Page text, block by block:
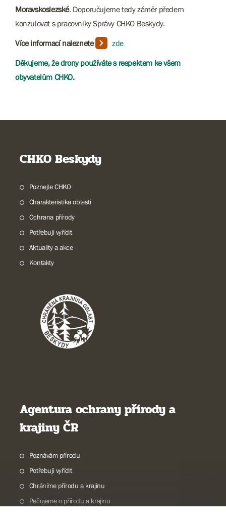
Moravskoslezské. Doporučujeme tedy záměr předem
konzulovat s pracovníky Správy CHKO Beskydy.
Více informací naleznete zde
Děkujeme, že drony používáte s respektem ke všem
obyvatelům CHKO.
CHKO Beskydy
Poznejte CHKO
Charakteristika oblasti
Ochrana přírody
Potřebuji vyřídit
Aktuality a akce
Kontakty
Agentura ochrany přírody a
krajiny ČR
Poznávám přírodu
Potřebuji vyřídit
Chráníme přírodu a krajinu
Pečujeme o přírodu a krajinu